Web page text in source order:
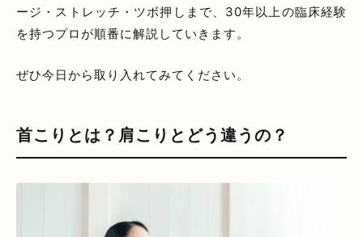
ージ・ストレッチ・ツボ押しまで、30年以上の臨床経験
を持つプロが順番に解説していきます。
ぜひ今日から取り入れてみてください。
首こりとは？肩こりとどう違うの？